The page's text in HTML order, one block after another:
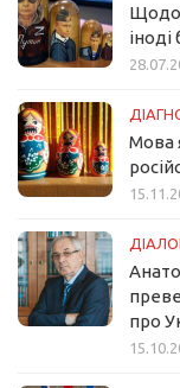
Щодо
іноді
Мова
про